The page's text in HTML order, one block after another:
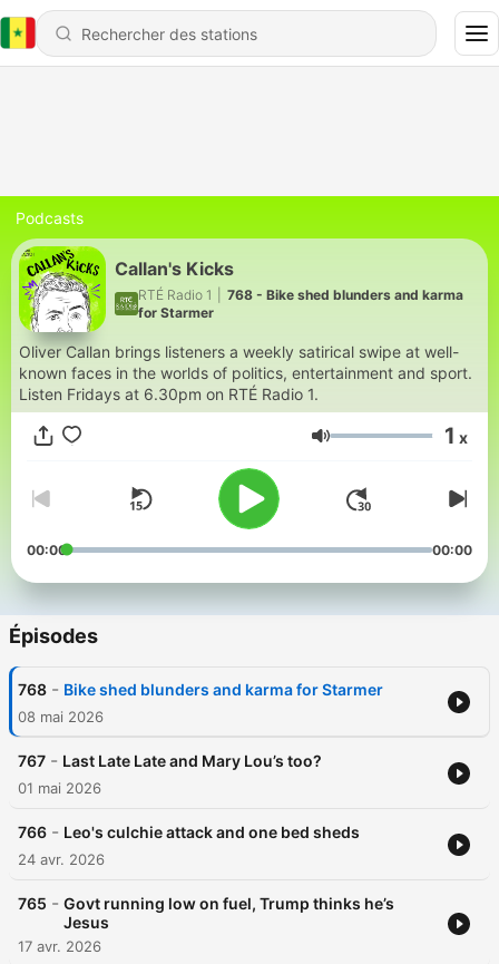
Podcasts
Callan's Kicks
RTÉ Radio 1
768 - Bike shed blunders and karma
for Starmer
Oliver Callan brings listeners a weekly satirical swipe at well-
known faces in the worlds of politics, entertainment and sport.
Listen Fridays at 6.30pm on RTÉ Radio 1.
Volume 1 x
00:00 00:00
Épisodes
768 - Bike shed blunders and karma for Starmer
08 mai 2026
767 - Last Late Late and Mary Lou’s too?
01 mai 2026
766 - Leo's culchie attack and one bed sheds
24 avr. 2026
765 - Govt running low on fuel, Trump thinks he’s
Jesus
17 avr. 2026